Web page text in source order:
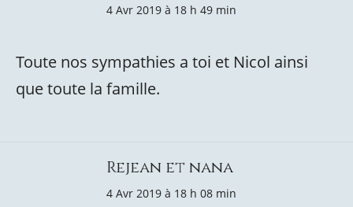
4 Avr 2019 à 18 h 49 min
Toute nos sympathies a toi et Nicol ainsi
que toute la famille.
Rejean et nana
4 Avr 2019 à 18 h 08 min